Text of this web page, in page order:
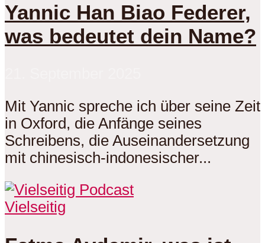
Yannic Han Biao Federer,
was bedeutet dein Name?
Mit Yannic spreche ich über seine Zeit
in Oxford, die Anfänge seines
Schreibens, die Auseinandersetzung
mit chinesisch-indonesischer...
Vielseitig